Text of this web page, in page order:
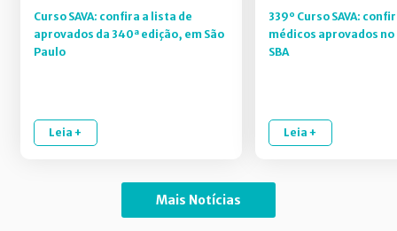
Curso SAVA: confira a lista de
aprovados da 340ª edição, em São
Paulo
Leia +
339º Curso SAVA:
médicos aprovados
SBA
Leia +
Mais Notícias